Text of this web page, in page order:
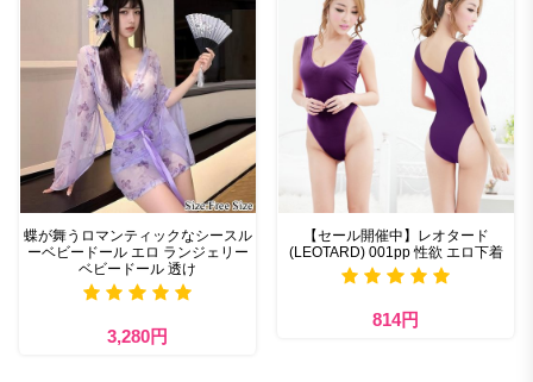
蝶が舞うロマンティックなシースル
ーベビードール エロ ランジェリー
ベビードール 透け​
3,280円
【セール開催中】レオタード
(LEOTARD) 001pp 性欲 エロ下着
814円